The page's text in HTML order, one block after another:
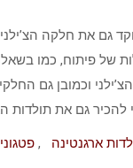
גם את חלקה הצ’ילני
של פיתוח, כמו
וכמובן גם
להכיר גם את תולדות
ארגנטינה ,